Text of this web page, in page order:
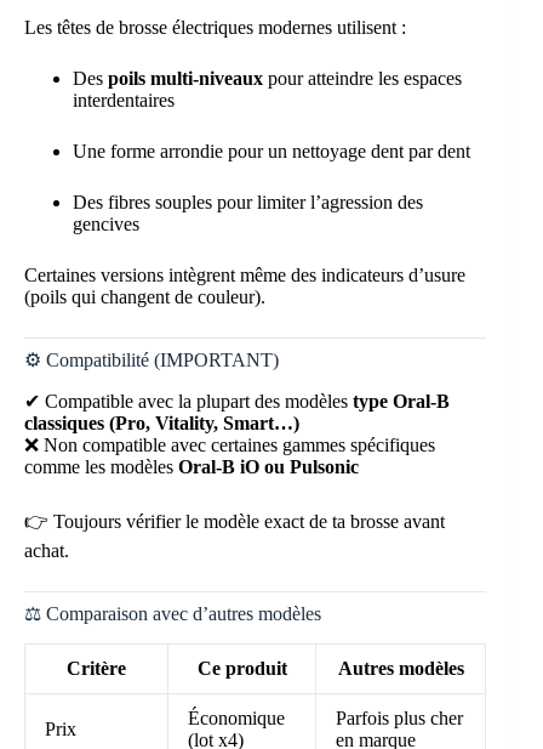
Les têtes de brosse électriques modernes utilisent :
Des poils multi-niveaux pour atteindre les espaces
interdentaires
Une forme arrondie pour un nettoyage dent par dent
Des fibres souples pour limiter l’agression des
gencives
Certaines versions intègrent même des indicateurs d’usure
(poils qui changent de couleur).
⚙️ Compatibilité (IMPORTANT)
✔ Compatible avec la plupart des modèles type Oral-B
classiques (Pro, Vitality, Smart…)
❌ Non compatible avec certaines gammes spécifiques
comme les modèles Oral-B iO ou Pulsonic
👉 Toujours vérifier le modèle exact de ta brosse avant
achat.
⚖️ Comparaison avec d’autres modèles
Critère Ce produit Autres modèles
Prix
Économique
(lot x4)
Parfois plus cher
en marque